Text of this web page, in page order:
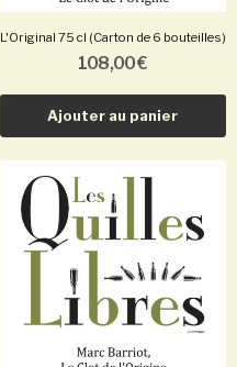
L'Original 75 cl (Carton de 6 bouteilles)
108,00 €
Ajouter au panier